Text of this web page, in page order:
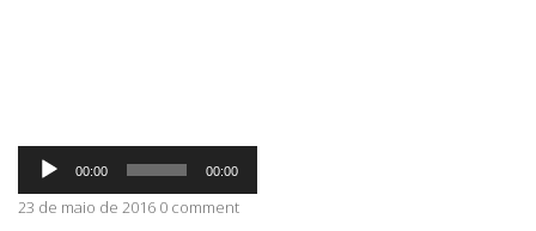
CONTATO
Tocador
áudio
00:00 00:00
23 de maio de 2016 0 comment